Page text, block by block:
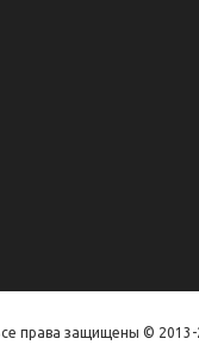
права защищены © 2013-